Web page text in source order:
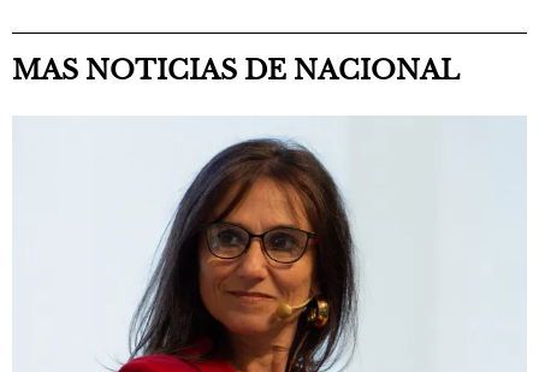
MAS NOTICIAS DE NACIONAL